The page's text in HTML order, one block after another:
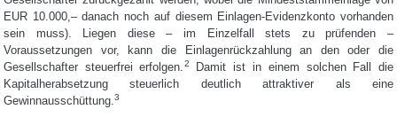
EUR 10.000,– danach noch auf diesem Einlagen-Evidenzkonto vorhanden
sein muss). Liegen diese – im Einzelfall stets zu prüfenden –
Voraussetzungen vor, kann die Einlagenrückzahlung an den oder die
Gesellschafter steuerfrei erfolgen. 2
Damit ist in einem solchen Fall die
Kapitalherabsetzung steuerlich deutlich attraktiver als eine
Gewinnausschüttung. 3